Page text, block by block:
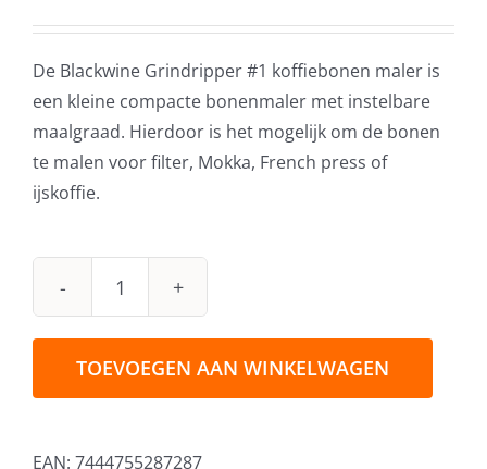
was:
€24,95.
is:
€16,95.
De Blackwine Grindripper #1 koffiebonen maler is
een kleine compacte bonenmaler met instelbare
maalgraad. Hierdoor is het mogelijk om de bonen
te malen voor filter, Mokka, French press of
ijskoffie.
Blackwine
#1
aantal
TOEVOEGEN AAN WINKELWAGEN
EAN: 7444755287287